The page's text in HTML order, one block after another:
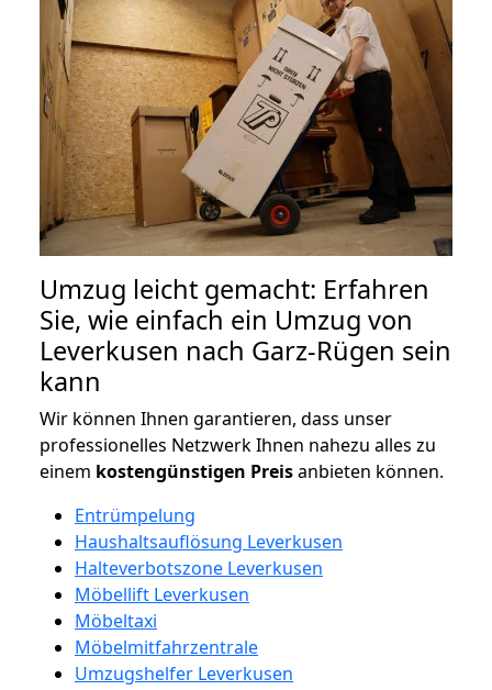
Umzug leicht gemacht: Erfahren
Sie, wie einfach ein Umzug von
Leverkusen nach Garz-Rügen sein
kann
Wir können Ihnen garantieren, dass unser
professionelles Netzwerk Ihnen nahezu alles zu
einem kostengünstigen Preisanbieten können.
Entrümpelung
Haushaltsauflösung Leverkusen
Halteverbotszone Leverkusen
Möbellift Leverkusen
Möbeltaxi
Möbelmitfahrzentrale
Umzugshelfer Leverkusen